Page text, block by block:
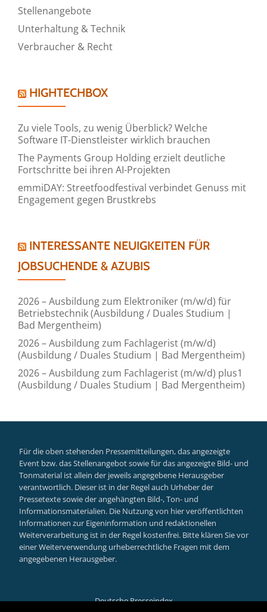
Stellenangebote
Unterhaltung & Technik
Verbraucher & Recht
HIGHTECHBOX
Zu viele Tools, zu wenig Überblick? Welche
Software IT-Dienstleister wirklich brauchen
The Payments Group Holding erzielt deutliche
Fortschritte bei ihren AI-Projekten
emmiDAY: Streetfoodfestival verbindet Genuss mit
Engagement gegen Brustkrebs
INTERESSANTE NEUIGKEITEN FÜR
JOBSUCHENDE & AZUBIS
2026 – Ausbildung zum Elektroniker (m/w/d) für
Betriebstechnik (Ausbildung / Duales Studium |
Bad Mergentheim)
2026 – Ausbildung zum Fachlagerist (m/w/d)
(Ausbildung / Duales Studium | Bad Mergentheim)
2026 – Ausbildung zum Fachlagerist (m/w/d) plus1
(Ausbildung / Duales Studium | Bad Mergentheim)
Für die oben stehenden Pressemitteilungen, das angezeigte
Event bzw. das Stellenangebot sowie für das angezeigte Bild- und
Tonmaterial ist allein der jeweils angegebene Herausgeber
verantwortlich. Dieser ist in der Regel auch Urheber der
Pressetexte sowie der angehängten Bild-, Ton- und
Informationsmaterialien. Die Nutzung von hier veröffentlichten
Informationen zur Eigeninformation und redaktionellen
Weiterverarbeitung ist in der Regel kostenfrei. Bitte klären Sie vor
einer Weiterverwendung urheberrechtliche Fragen mit dem
angegebenen Herausgeber.
Deutsche Presseindex